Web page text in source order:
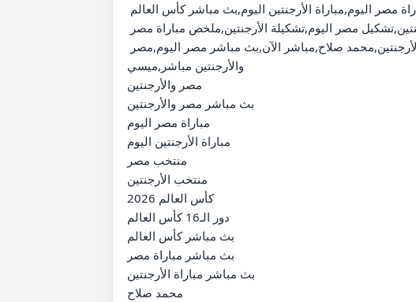
والأرجنتين مباشر,ميسي
مصر والأرجنتين
بث مباشر مصر والأرجنتين
مباراة مصر اليوم
مباراة الأرجنتين اليوم
منتخب مصر
منتخب الأرجنتين
كأس العالم 2026
دور الـ16 كأس العالم
بث مباشر كأس العالم
بث مباشر مباراة مصر
بث مباشر مباراة الأرجنتين
محمد صلاح